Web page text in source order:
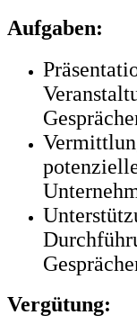
Aufgaben:
Vergütung: